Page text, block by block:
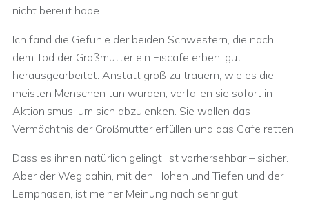
nicht bereut habe.
Ich fand die Gefühle der beiden Schwestern, die nach
dem Tod der Großmutter ein Eiscafe erben, gut
herausgearbeitet. Anstatt groß zu trauern, wie es die
meisten Menschen tun würden, verfallen sie sofort in
Aktionismus, um sich abzulenken. Sie wollen das
Vermächtnis der Großmutter erfüllen und das Cafe retten.
Dass es ihnen natürlich gelingt, ist vorhersehbar – sicher.
Aber der Weg dahin, mit den Höhen und Tiefen und der
Lernphasen, ist meiner Meinung nach sehr gut